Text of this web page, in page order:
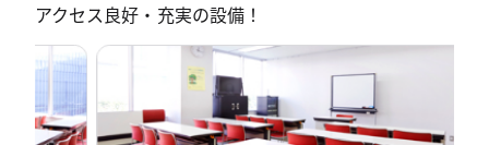
アクセス良好・充実の設備！